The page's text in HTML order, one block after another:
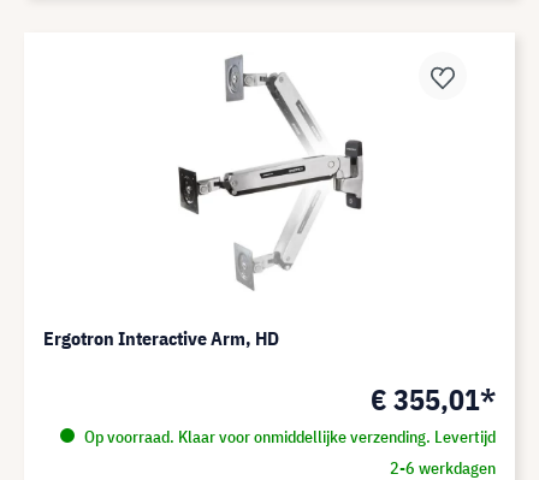
Ergotron Interactive Arm, HD
€ 355,01*
Op voorraad. Klaar voor onmiddellijke verzending. Levertijd
2-6 werkdagen